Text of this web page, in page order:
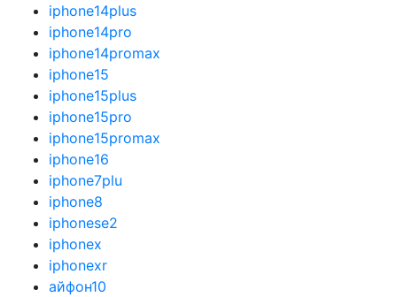
iphone14plus
iphone14pro
iphone14promax
iphone15
iphone15plus
iphone15pro
iphone15promax
iphone16
iphone7plu
iphone8
iphonese2
iphonex
iphonexr
айфон10